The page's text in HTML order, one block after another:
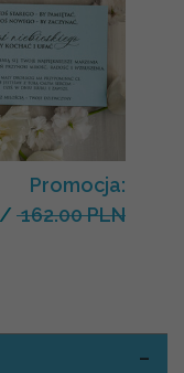
Promocja:
/ 162.00 PLN